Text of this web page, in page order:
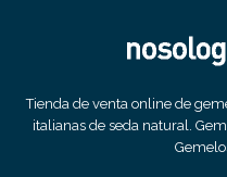
Tienda de venta online de
italianas de seda natural.